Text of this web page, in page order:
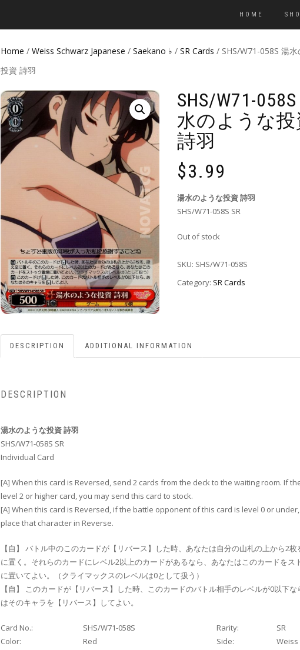
HOME
Home / Weiss Schwarz Japanese / Saekano ♭ / SR Cards / SHS/W71-058S 湯水
投資 詩羽
SHS/W71-
水のような投
詩羽
$3.99
湯水のような投資 詩羽
SHS/W71-058S SR
Out of stock
SKU: SHS/W71-058S
Category: SR Cards
DESCRIPTION ADDITIONAL INFORMATION
DESCRIPTION
湯水のような投資 詩羽
SHS/W71-058S SR
Individual Card
[A] When this card is Reversed, send 2 cards from the deck to the waiting room. If
level 2 or higher card, you may send this card to stock.
[A] When this card is Reversed, if the battle opponent of this card is level 0 or
place that character in Reverse.
【自】 バトル中のこのカードが【リバース】した時、あなたは自分の山札の上から2枚
に置く。それらのカードにレベル2以上のカードがあるなら、あなたはこのカードをス
に置いてよい。（クライマックスのレベルは0として扱う）
【自】 このカードが【リバース】した時、このカードのバトル相手のレベルが0以下な
はそのキャラを【リバース】してよい。
Card No.: SHS/W71-058S Rarity:
SR
Color:
Red Side:
Weiss